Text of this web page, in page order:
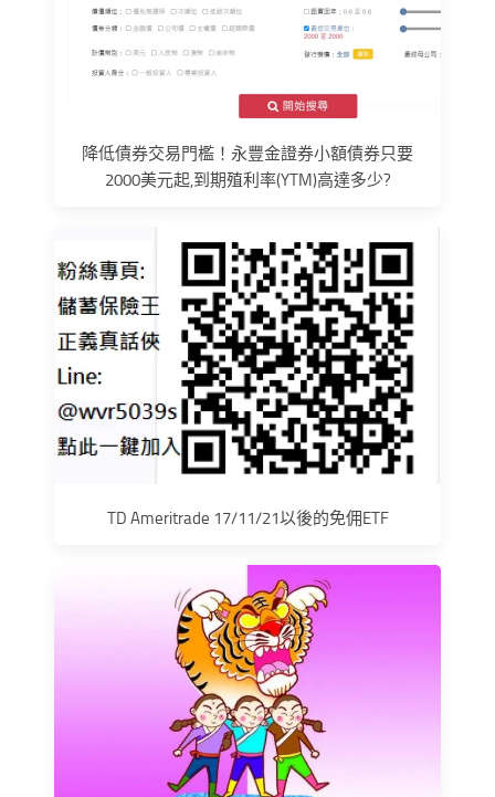
降低債券交易門檻！永豐金證券小額債券只要
2000美元起,到期殖利率(YTM)高達多少?
TD Ameritrade 17/11/21以後的免佣ETF